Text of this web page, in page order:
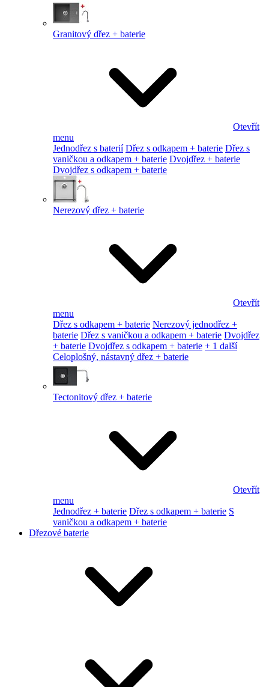
Granitový dřez + baterie
Otevřít
menu
Jednodřez s baterií Dřez s odkapem + baterie Dřez s
vaničkou a odkapem + baterie Dvojdřez + baterie
Dvojdřez s odkapem + baterie
Nerezový dřez + baterie
Otevřít
menu
Dřez s odkapem + baterie Nerezový jednodřez +
baterie Dřez s vaničkou a odkapem + baterie Dvojdřez
+ baterie Dvojdřez s odkapem + baterie + 1 další
Celoplošný, nástavný dřez + baterie
Tectonitový dřez + baterie
Otevřít
menu
Jednodřez + baterie Dřez s odkapem + baterie S
vaničkou a odkapem + baterie
Dřezové baterie